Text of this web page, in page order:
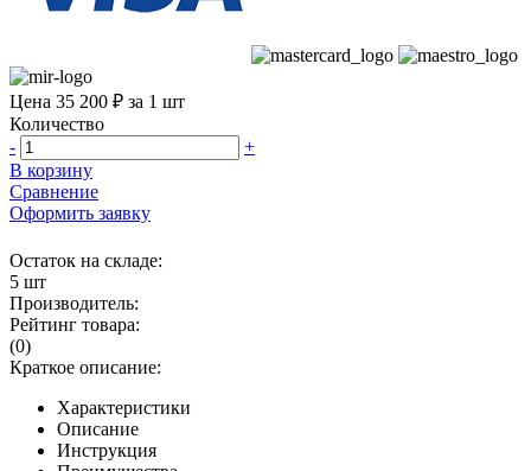
Цена 35 200 ₽ за 1 шт
Количество
-
+
В корзину
Сравнение
Оформить заявку
Остаток на складе:
5 шт
Производитель:
Рейтинг товара:
(0)
Краткое описание:
Характеристики
Описание
Инструкция